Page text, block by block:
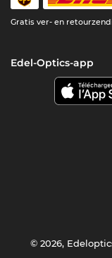
Gratis ver- en
Edel-Optics-app
© 2026,